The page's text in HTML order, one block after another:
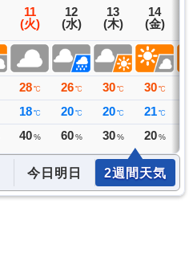
11
(火)
28 ℃
18 ℃
40 %
12
(水)
26 ℃
20 ℃
60 %
13
(木)
30 ℃
20 ℃
30 %
14
(金)
30 ℃
21 ℃
20 %
今日明日 2週間天気